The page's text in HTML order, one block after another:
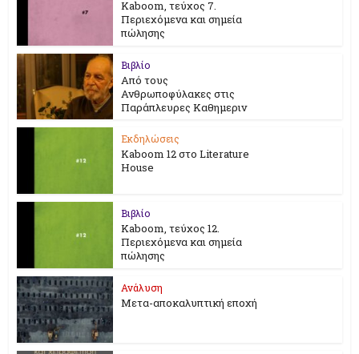
Kaboom, τεύχος 7.
Περιεχόμενα και σημεία
πώλησης
Βιβλίο
Από τους
Ανθρωποφύλακες στις
Παράπλευρες Καθημεριν
Εκδηλώσεις
Kaboom 12 στο Literature
House
Βιβλίο
Kaboom, τεύχος 12.
Περιεχόμενα και σημεία
πώλησης
Ανάλυση
Μετα-αποκαλυπτική εποχή